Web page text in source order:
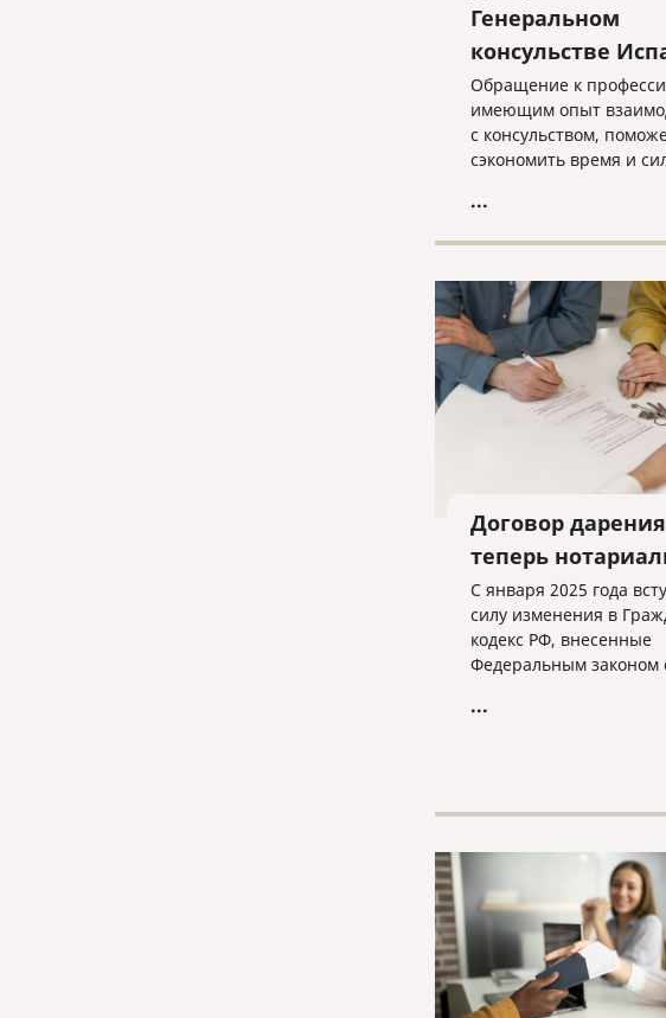
Генеральном
консульстве
Обращение к
имеющим опыт
с консульством,
сэкономить время и
оформление всех
...
Договор дарения
теперь
С января 2025 года
силу изменения в
кодекс РФ, внесенные
Федеральным законом
внесении изменения в
...